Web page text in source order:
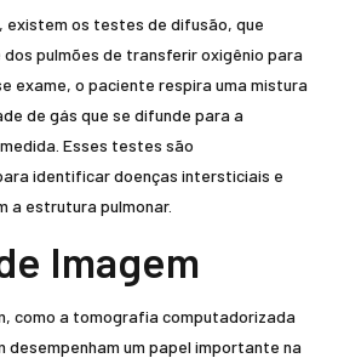
existem os testes de difusão, que
pulmões de transferir oxigênio para
exame, o paciente respira uma mistura
de gás que se difunde para a
Esses testes são
identificar doenças intersticiais e
a estrutura pulmonar.
Imagem
como a tomografia computadorizada
desempenham um papel importante na